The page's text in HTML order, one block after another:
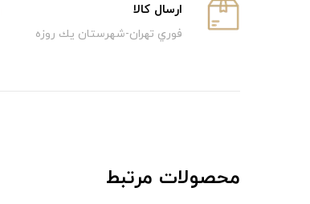
ارسال كالا
فوري تهران-شهرستان يك روزه
محصولات مرتبط